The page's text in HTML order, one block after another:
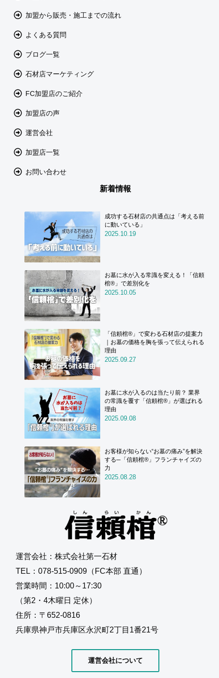
加盟から販売・施工までの流れ
よくある質問
ブログ一覧
石材店マーケティング
FC加盟店のご紹介
加盟店の声
運営会社
加盟店一覧
お問い合わせ
新着情報
成功する石材店の共通点は「考える前
に動いている」
2025.10.19
お墓に水が入る常識を変える！「信頼
棺®」で差別化を
2025.10.05
「信頼棺®」で変わる石材店の提案力
｜お墓の価格を胸を張って伝えられる
理由
2025.09.27
お墓に水が入るのは当たり前？ 業界
の常識を覆す「信頼棺®」が選ばれる
理由
2025.09.08
お客様が知らない“お墓の痛み”を解決
する─「信頼棺®」フランチャイズの
力
2025.08.28
運営会社：株式会社第一石材
TEL：078-515-0909（FC本部 直通）
営業時間：10:00～17:30
（第2・4木曜日 定休）
住所：〒652-0816
兵庫県神戸市兵庫区永沢町2丁目1番21号
運営会社について